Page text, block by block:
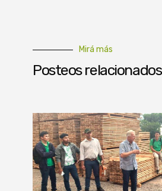
Mirá más
Posteos relacionados